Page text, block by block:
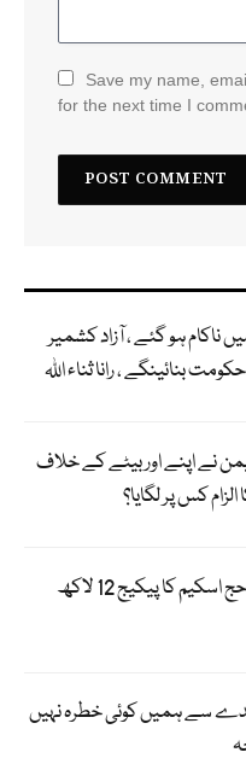
Save my name,
for the next time I
ناکام ہو گئے ، آزاد کشمیر
بنائینگے ، رانا ثناء اللہ
نے اپنے اور بیٹے کے خلاف
کس پر لگایا؟
اگلے سال کیلئے 40 روزہ حج اسکیم کا پیکیج 12 لاکھ
سے ہمیں کوئی خطرہ نہیں